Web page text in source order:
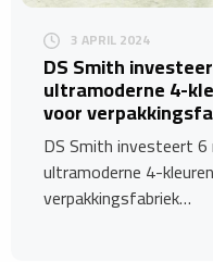
3 APRIL 2024
DS Smith
ultramoderne 4-
voor
DS Smith investeert 6
ultramoderne 4-
verpakkingsfabriek…